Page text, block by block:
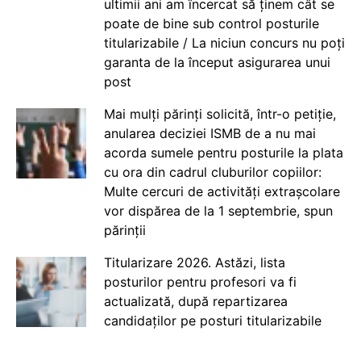
ultimii ani am încercat să ținem cât se
poate de bine sub control posturile
titularizabile / La niciun concurs nu poți
garanta de la început asigurarea unui
post
Mai mulți părinți solicită, într-o petiție,
anularea deciziei ISMB de a nu mai
acorda sumele pentru posturile la plata
cu ora din cadrul cluburilor copiilor:
Multe cercuri de activități extrașcolare
vor dispărea de la 1 septembrie, spun
părinții
Titularizare 2026. Astăzi, lista
posturilor pentru profesori va fi
actualizată, după repartizarea
candidaților pe posturi titularizabile